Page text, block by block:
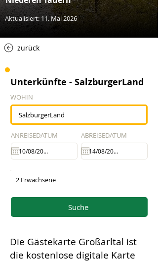
Aktualisiert: 11. Mai 2026
zurück
Unterkünfte - SalzburgerLand
WOHIN
ANREISEDATUM ABREISEDATUM
2 Erwachsene
Suche
Die Gästekarte Großarltal ist
die kostenlose digitale Karte